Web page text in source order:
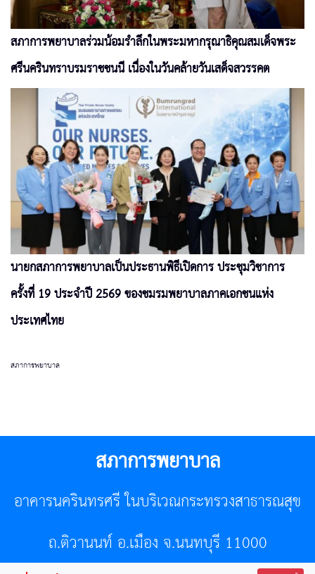
สภาการพยาบาลร่วมน้อมรำลึกในพระมหากรุณาธิคุณสมเด็จพระ
ศรีนครินทราบรมราชชนนี เนื่องในวันคล้ายวันเสด็จสวรรคต
นายกสภาการพยาบาลเป็นประธานพิธีเปิดการ ประชุมวิชาการ
ครั้งที่ 19 ประจำปี 2569 ของชมรมพยาบาลภาคเอกชนแห่ง
ประเทศไทย
สภาการพยาบาล
สภาการพยาบาล
อาคารนครินทรศรี ในบริเวณกระทรวงสาธารณสุข
ถ.ติวานนท์ อ.เมือง จ.นนทบุรี 11000